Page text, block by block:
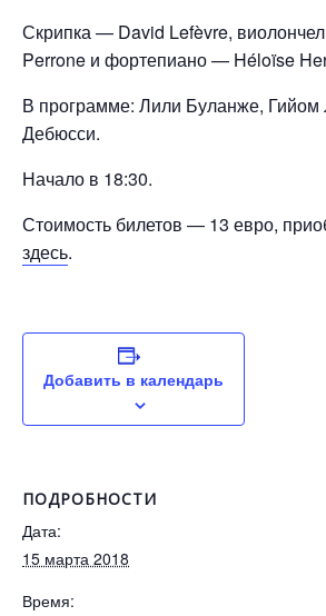
Скрипка — David Lefèvre,
Perrone и фортепиано — Héloïse
В программе: Лили Буланже, Гийом
Дебюсси.
Начало в 18:30.
Стоимость билетов — 13 евро,
здесь.
Добавить в календарь
ПОДРОБНОСТИ
Дата:
15 марта 2018
Время: